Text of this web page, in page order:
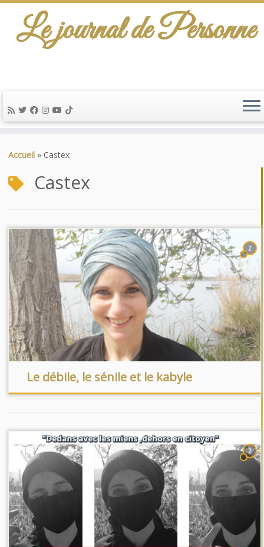
au
Le journal de Personne
Accueil » Castex
Castex
2
Le débile, le sénile et le kabyle
2